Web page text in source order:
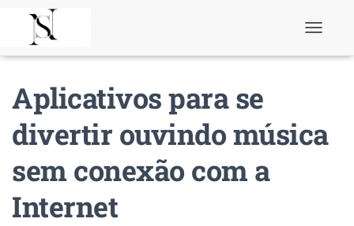
a
v
Aplicativos para se
divertir ouvindo música
sem conexão com a
Internet